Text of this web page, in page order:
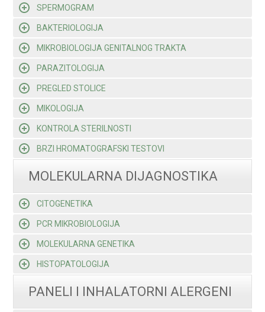
SPERMOGRAM
BAKTERIOLOGIJA
MIKROBIOLOGIJA GENITALNOG TRAKTA
PARAZITOLOGIJA
PREGLED STOLICE
MIKOLOGIJA
KONTROLA STERILNOSTI
BRZI HROMATOGRAFSKI TESTOVI
MOLEKULARNA DIJAGNOSTIKA
CITOGENETIKA
PCR MIKROBIOLOGIJA
MOLEKULARNA GENETIKA
HISTOPATOLOGIJA
PANELI I INHALATORNI ALERGENI